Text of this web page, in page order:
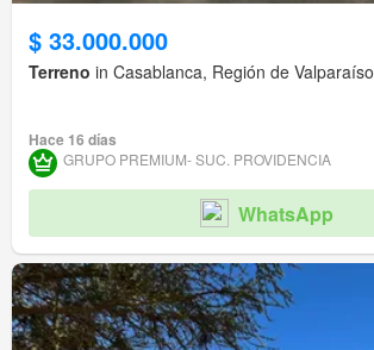
$ 33.000.000
Terreno in Casablanca, Región de Valparaíso
Hace 16 días
GRUPO PREMIUM- SUC. PROVIDENCIA
WhatsApp